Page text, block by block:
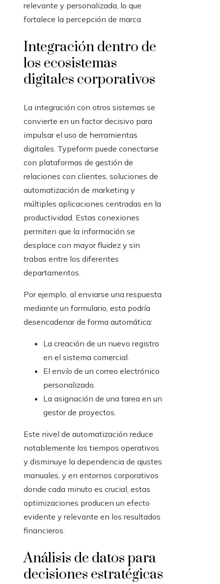
relevante y personalizada, lo que
fortalece la percepción de marca.
Integración dentro de
los ecosistemas
digitales corporativos
La integración con otros sistemas se
convierte en un factor decisivo para
impulsar el uso de herramientas
digitales. Typeform puede conectarse
con plataformas de gestión de
relaciones con clientes, soluciones de
automatización de marketing y
múltiples aplicaciones centradas en la
productividad. Estas conexiones
permiten que la información se
desplace con mayor fluidez y sin
trabas entre los diferentes
departamentos.
Por ejemplo, al enviarse una respuesta
mediante un formulario, esta podría
desencadenar de forma automática:
La creación de un nuevo registro
en el sistema comercial.
El envío de un correo electrónico
personalizado.
La asignación de una tarea en un
gestor de proyectos.
Este nivel de automatización reduce
notablemente los tiempos operativos
y disminuye la dependencia de ajustes
manuales, y en entornos corporativos
donde cada minuto es crucial, estas
optimizaciones producen un efecto
evidente y relevante en los resultados
financieros.
Análisis de datos para
decisiones estratégicas